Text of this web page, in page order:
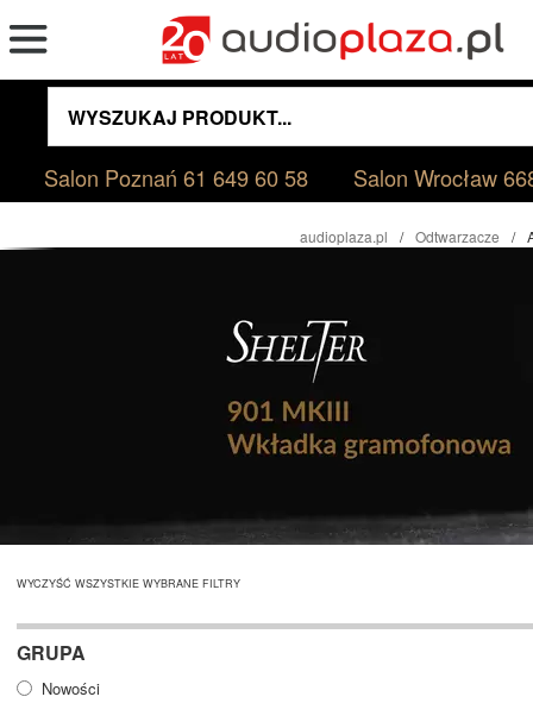
Salon Poznań61 649 60 58 Salon Wrocław
audioplaza.pl Odtwarzacze
WYCZYŚĆ WSZYSTKIE WYBRANE FILTRY
GRUPA
Nowości